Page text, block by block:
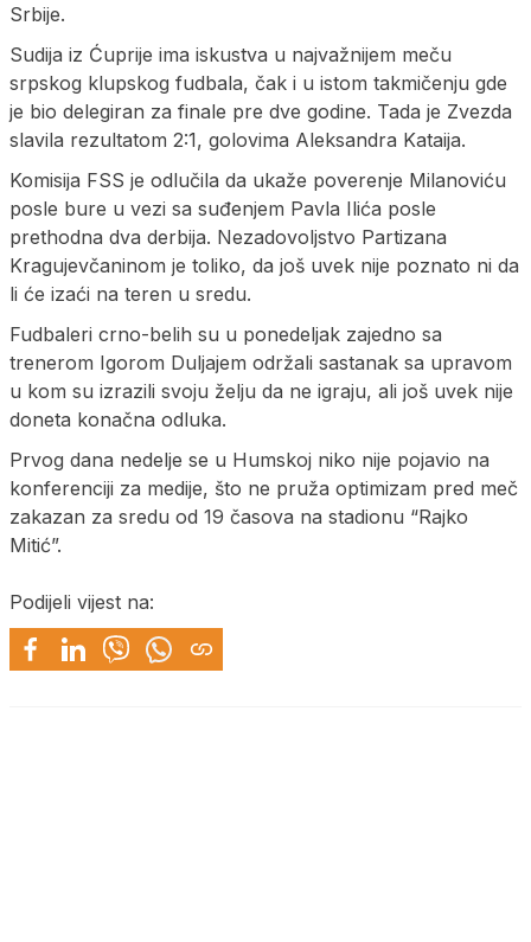
Srbije.
Sudija iz Ćuprije ima iskustva u najvažnijem meču
srpskog klupskog fudbala, čak i u istom takmičenju gde
je bio delegiran za finale pre dve godine. Tada je Zvezda
slavila rezultatom 2:1, golovima Aleksandra Kataija.
Komisija FSS je odlučila da ukaže poverenje Milanoviću
posle bure u vezi sa suđenjem Pavla Ilića posle
prethodna dva derbija. Nezadovoljstvo Partizana
Kragujevčaninom je toliko, da još uvek nije poznato ni da
li će izaći na teren u sredu.
Fudbaleri crno-belih su u ponedeljak zajedno sa
trenerom Igorom Duljajem održali sastanak sa upravom
u kom su izrazili svoju želju da ne igraju, ali još uvek nije
doneta konačna odluka.
Prvog dana nedelje se u Humskoj niko nije pojavio na
konferenciji za medije, što ne pruža optimizam pred meč
zakazan za sredu od 19 časova na stadionu “Rajko
Mitić”.
Podijeli vijest na: